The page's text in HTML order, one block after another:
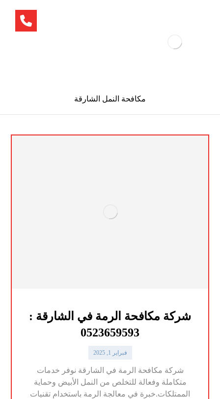
مكافحة النمل الشارقة
شركة مكافحة الرمة في الشارقة :
0523659593
فبراير 1, 2025
شركة مكافحة الرمة في الشارقة نوفر خدمات
متكاملة وفعالة للتخلص من النمل الأبيض وحماية
الممتلكات.خبرة في معالجة الرمة باستخدام تقنيات